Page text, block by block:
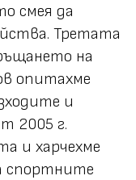
смея да
Третата
на
опитахме
и
2005 г.
и харчехме
спортните